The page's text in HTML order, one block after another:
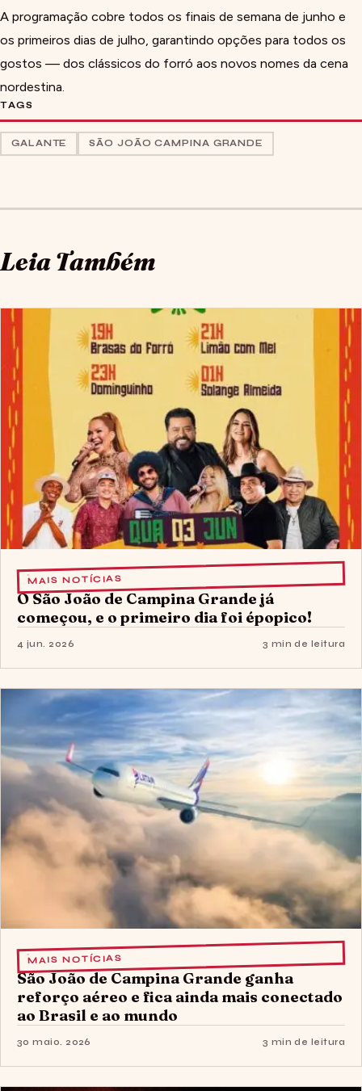
A programação cobre todos os finais de semana de junho e
os primeiros dias de julho, garantindo opções para todos os
gostos — dos clássicos do forró aos novos nomes da cena
nordestina.
TAGS
GALANTE SÃO JOÃO CAMPINA GRANDE
Leia Também
MAIS NOTÍCIAS
O São João de Campina Grande já
começou, e o primeiro dia foi épopico!
4 jun. 2026 3 min de leitura
MAIS NOTÍCIAS
São João de Campina Grande ganha
reforço aéreo e fica ainda mais conectado
ao Brasil e ao mundo
30 maio. 2026 3 min de leitura